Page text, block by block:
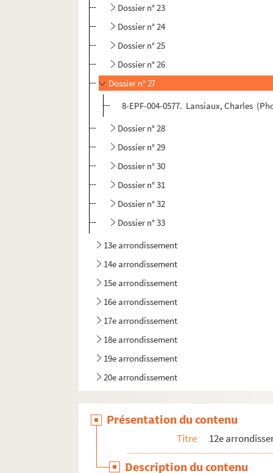
Dossier n° 23
Dossier n° 24
Dossier n° 25
Dossier n° 26
Dossier n° 27
8-EPF-004-0577. Lansiaux, Charles
Dossier n° 28
Dossier n° 29
Dossier n° 30
Dossier n° 31
Dossier n° 32
Dossier n° 33
13e arrondissement
14e arrondissement
15e arrondissement
16e arrondissement
17e arrondissement
18e arrondissement
19e arrondissement
20e arrondissement
Présentation du contenu
Titre 12e
Description du contenu